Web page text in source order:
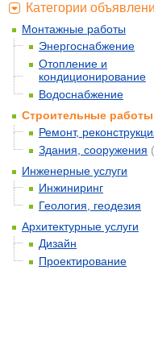
Категории
Монтажные работы
Энергоснабжение
Отопление и
кондиционирование
Водоснабжение
Строительные работы
Ремонт,
Здания, сооружения
Инженерные услуги
Инжиниринг
Геология, геодезия
Архитектурные услуги
Дизайн
Проектирование